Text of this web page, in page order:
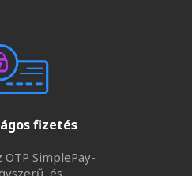
fizetés
OTP SimplePay-